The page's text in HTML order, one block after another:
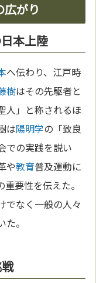
がり
本上陸
へ伝わり、江戸時
樹はその先駆者と
人」と称されるほ
は陽明学の「致良
での実践を説い
や教育普及運動に
要性を伝えた。
でなく一般の人々
。